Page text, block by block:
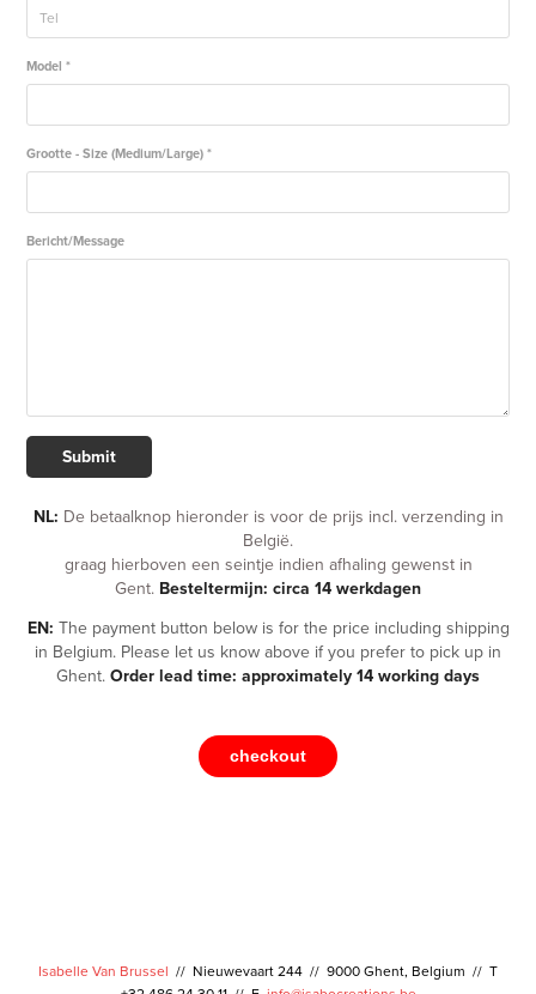
Model *
Grootte - Size (Medium/Large) *
Bericht/Message
Submit
NL: De betaalknop hieronder is voor de prijs incl. verzending in
België.
graag hierboven een seintje indien afhaling gewenst in
Gent. Besteltermijn: circa 14 werkdagen
EN: The payment button below is for the price including shipping
in Belgium. Please let us know above if you prefer to pick up in
Ghent. Order lead time: approximately 14 working days
checkout
Isabelle Van Brussel // Nieuwevaart 244 // 9000 Ghent, Belgium // T